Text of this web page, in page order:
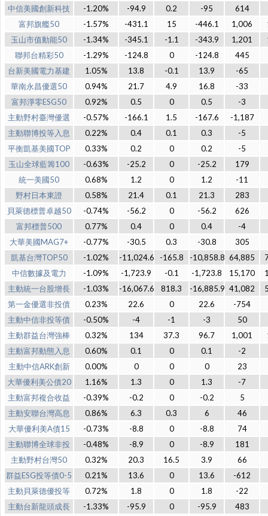
中信美國創新科技 -1.20% -94.9 0.2 -95
614
富邦旗艦50
-1.57% -431.1 15 -446.1 1,006
玉山市值動能50
-1.34% -345.1 -1.1 -343.9 1,201
聯邦台精彩50
-1.29% -124.8 0 -124.8
445
台新美國電力基建
1.05% 13.8 -0.1 13.9
-65
華南永昌優選50
0.94% 21.7 4.9 16.8
-33
富邦淨零ESG50
0.92% 0.5 0 0.5
-3
主動野村臺灣優選
-0.57% -166.1 1.5 -167.6
-1,187
主動聯博投等入息
0.22% 0.4 0.1 0.3
-5
平衡凱基美國TOP
0.33% 0.2 0 0.2
-5
玉山全球藍籌100
-0.63% -25.2 0 -25.2
179
統一美國50
0.68% 1.2 0 1.2
-11
野村日本東證
0.58% 21.4 0.1 21.3
283
貝萊德標普卓越50
-0.74% -56.2 0 -56.2
626
富邦標普500
0.77% 0.4 0 0.4
-4
大華美國MAG7+
-0.77% -30.5 0.3 -30.8
305
凱基台灣TOP50
-1.02% -11,024.6 -165.8 -10,858.8 64,885
中信數據及電力
-1.09% -1,723.9 -0.1 -1,723.8 15,170
主動統一台股增長
-1.03% -16,067.6 818.3 -16,885.9 41,082
第一金優選非投債
0.23% 22.6 0 22.6
-754
主動中信非投等債
-0.50% -4 -1 -3
50
主動群益台灣強棒
0.32% 134 37.3 96.7 1,001
主動富邦動態入息
0.60% 0.1 0 0.1
-2
主動中信ARK創新
0.00% 0 0 0
23
大華優利美公債20
1.16% 1.3 0 1.3
-7
主動富邦複合收益
-0.39% -0.2 0 -0.2
5
主動安聯台灣高息
0.86% 6.3 0.3 6
46
大華優利美A債15
-0.73% -8.8 0 -8.8
74
主動聯博全球非投
-0.48% -8.9 0 -8.9
181
主動野村台灣50
0.32% 20.3 16.5 3.9
66
群益ESG投等債0-5
0.21% 13.6 0 13.6
-612
主動貝萊德優投等
0.72% 1.8 0 1.8
-22
主動台新龍頭成長
-1.33% -95.9 0 -95.9
483